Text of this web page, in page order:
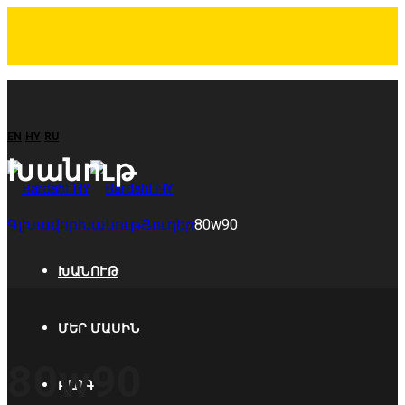
EN HY RU
ԽԱՆՈՒԹ
ՄԵՐ ՄԱՍԻՆ
ԲԼՈԳ
Խանութ
ԳլխավորԽանութՅուղեր80w90
80w90